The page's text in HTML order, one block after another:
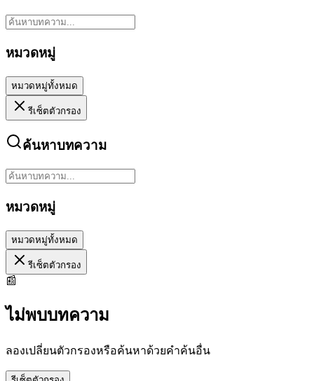
หมวดหมู่
หมวดหมู่ทั้งหมด
รีเซ็ตตัวกรอง
ค้นหาบทความ
หมวดหมู่
หมวดหมู่ทั้งหมด
รีเซ็ตตัวกรอง
📰
ไม่พบบทความ
ลองเปลี่ยนตัวกรองหรือค้นหาด้วยคำค้นอื่น